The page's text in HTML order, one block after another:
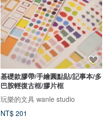
基礎款膠帶/手繪圓點貼/記事本/多
巴胺輕復古框/膠片框
玩樂的文具 wanle studio
NT$ 201